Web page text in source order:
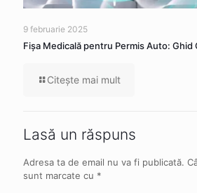
9 februarie 2025
Fișa Medicală pentru Permis Auto:
Citeşte mai mult
Lasă un răspuns
Adresa ta de email nu va fi publicată.
sunt marcate cu *